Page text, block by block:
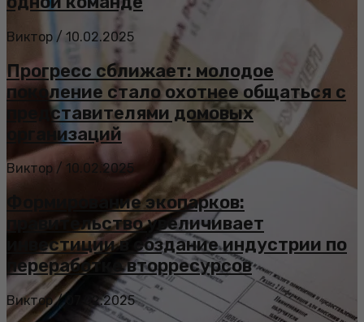
Виктор / 10.02.2025
Прогресс сближает: молодое
поколение стало охотнее общаться с
представителями домовых
организаций
Виктор / 10.02.2025
Формирование экопарков:
правительство увеличивает
инвестиции в создание индустрии по
переработке вторресурсов
Виктор / 07.02.2025